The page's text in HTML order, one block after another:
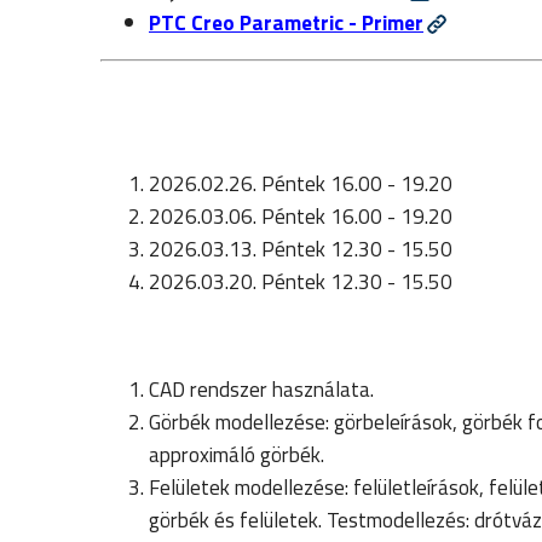
PTC Creo Parametric - Primer
2026.02.26. Péntek 16.00 - 19.20
2026.03.06. Péntek 16.00 - 19.20
2026.03.13. Péntek 12.30 - 15.50
2026.03.20. Péntek 12.30 - 15.50
CAD rendszer használata.
Görbék modellezése: görbeleírások,
approximáló görbék.
Felületek modellezése: felületleírások,
görbék és felületek. Testmodellezés: